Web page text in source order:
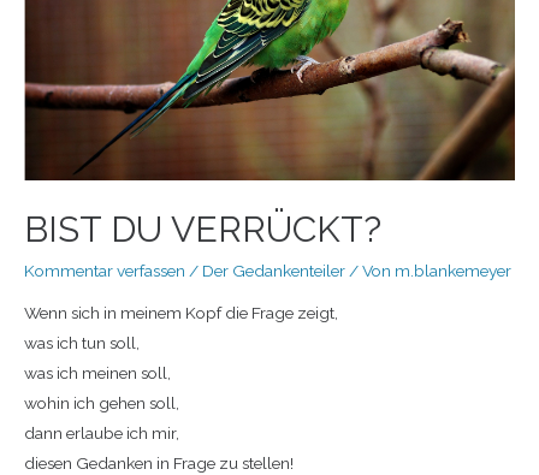
BIST DU VERRÜCKT?
Kommentar verfassen / Der Gedankenteiler / Von m.blankemeyer
Wenn sich in meinem Kopf die Frage zeigt,
was ich tun soll,
was ich meinen soll,
wohin ich gehen soll,
dann erlaube ich mir,
diesen Gedanken in Frage zu stellen!